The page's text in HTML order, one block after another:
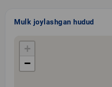
Mulk joylashgan hudud
+
−